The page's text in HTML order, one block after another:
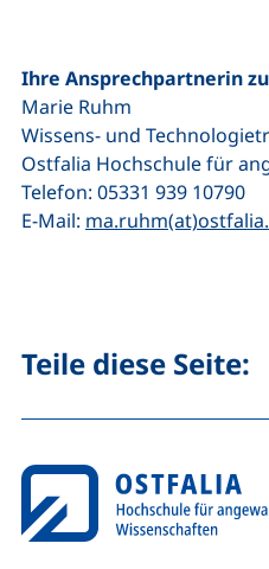
Ihre Ansprechpartnerin
Marie Ruhm
Wissens- und
Ostfalia Hochschule für
Telefon: 05331 939 10790
E-Mail:
Teile diese Seite: